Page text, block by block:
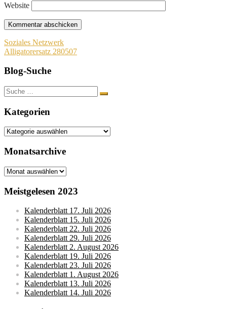
Website
Beitragsnavigation
Soziales Netzwerk
Alligatorersatz 280507
Blog-Suche
Suche
nach:
Kategorien
Kategorien
Monatsarchive
Monatsarchive
Meistgelesen 2023
Kalenderblatt 17. Juli 2026
Kalenderblatt 15. Juli 2026
Kalenderblatt 22. Juli 2026
Kalenderblatt 29. Juli 2026
Kalenderblatt 2. August 2026
Kalenderblatt 19. Juli 2026
Kalenderblatt 23. Juli 2026
Kalenderblatt 1. August 2026
Kalenderblatt 13. Juli 2026
Kalenderblatt 14. Juli 2026